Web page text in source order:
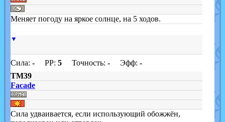
Меняет погоду на яркое солнце, на 5 ходов.
▼
Сила: -PP: 5Точность: -Эфф: -
TM39
Facade
Сила удваивается, если использующий обожжён,